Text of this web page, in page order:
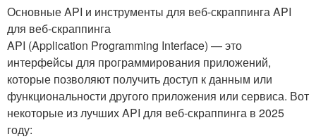
Основные API и инструменты для веб-скраппинга API
для веб-скраппинга
API (Application Programming Interface) — это
интерфейсы для программирования приложений,
которые позволяют получить доступ к данным или
функциональности другого приложения или сервиса. Вот
некоторые из лучших API для веб-скраппинга в 2025
году: